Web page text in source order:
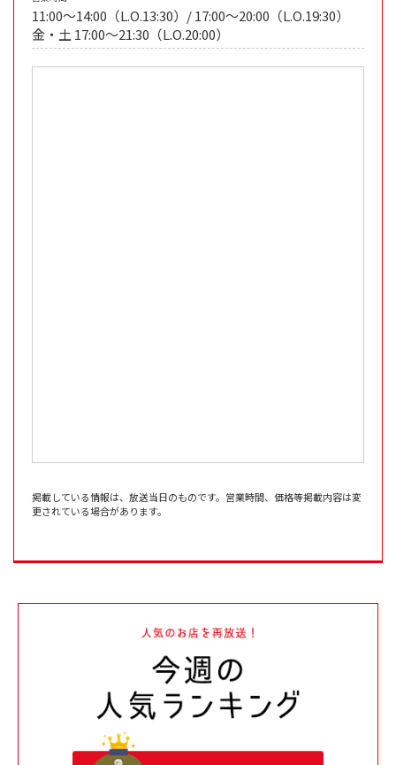
11:00〜14:00（L.O.13:30）/ 17:00〜20:00（L.O.19:30）
金・土 17:00〜21:30（L.O.20:00）
掲載している情報は、放送当日のものです。営業時間、価格等掲載内容は変
更されている場合があります。